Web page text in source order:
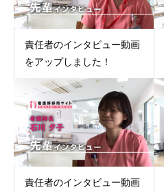
責任者のインタビュー動画
をアップしました！
責任者のインタビュー動画